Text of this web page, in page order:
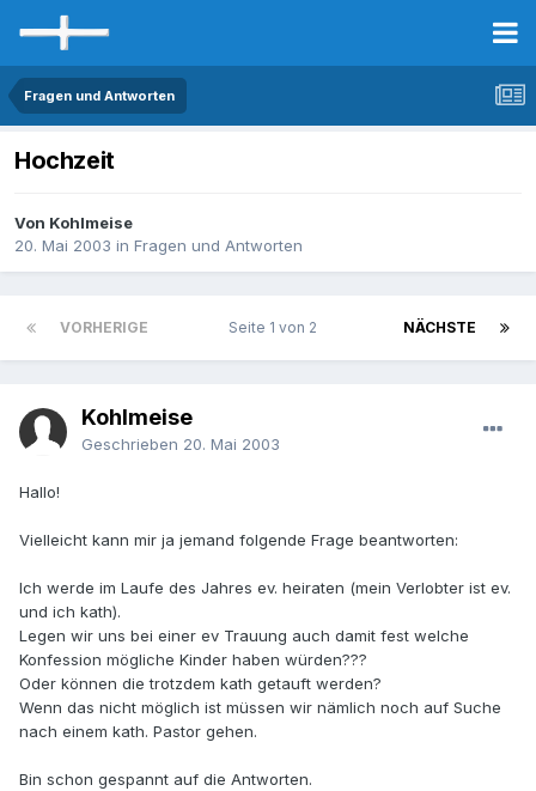
Fragen und Antworten
Hochzeit
Von Kohlmeise
20. Mai 2003 in Fragen und Antworten
VORHERIGE NÄCHSTE
Seite 1 von 2
Kohlmeise
Geschrieben 20. Mai 2003
Hallo!
Vielleicht kann mir ja jemand folgende Frage beantworten:
Ich werde im Laufe des Jahres ev. heiraten (mein Verlobter ist ev.
und ich kath).
Legen wir uns bei einer ev Trauung auch damit fest welche
Konfession mögliche Kinder haben würden???
Oder können die trotzdem kath getauft werden?
Wenn das nicht möglich ist müssen wir nämlich noch auf Suche
nach einem kath. Pastor gehen.
Bin schon gespannt auf die Antworten.